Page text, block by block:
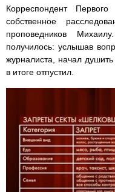
Корреспондент
собственное
проповедников
получилось: услышав
журналиста, начал
в итоге отпустил.